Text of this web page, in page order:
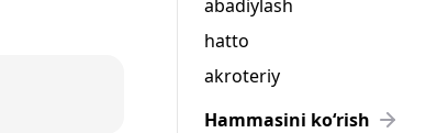
abadiylash
hatto
akroteriy
Hammasini ko‘rish